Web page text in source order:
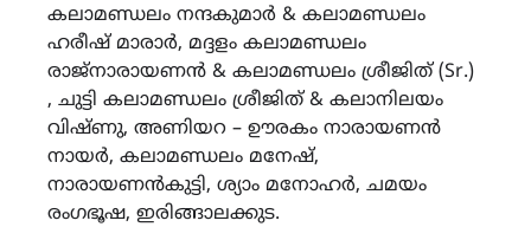
കലാമണ്ഡലം നന്ദകുമാർ & കലാമണ്ഡലം
ഹരീഷ് മാരാർ, മദ്ദളം കലാമണ്ഡലം
രാജ്നാരായണൻ & കലാമണ്ഡലം ശ്രീജിത് (Sr.)
, ചുട്ടി കലാമണ്ഡലം ശ്രീജിത് & കലാനിലയം
വിഷ്ണു, അണിയറ – ഊരകം നാരായണൻ
നായർ, കലാമണ്ഡലം മനേഷ്,
നാരായണൻകുട്ടി, ശ്യാം മനോഹർ, ചമയം
രംഗഭൂഷ, ഇരിങ്ങാലക്കുട.